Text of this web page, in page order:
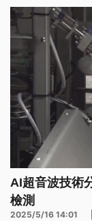
AI超音波技術
檢測
2025/5/16 14:01